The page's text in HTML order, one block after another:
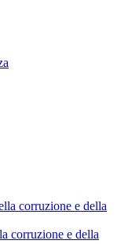
corruzione e della
corruzione e della